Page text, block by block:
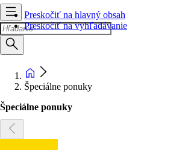
Preskočiť na hlavný obsah
Preskočiť na vyhľadávanie
Špeciálne ponuky
Špeciálne ponuky